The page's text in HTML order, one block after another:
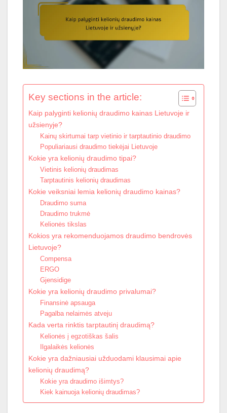
Key sections in the article:
Kaip palyginti kelionių draudimo kainas Lietuvoje ir
užsienyje?
Kainų skirtumai tarp vietinio ir tarptautinio draudimo
Populiariausi draudimo tiekėjai Lietuvoje
Kokie yra kelionių draudimo tipai?
Vietinis kelionių draudimas
Tarptautinis kelionių draudimas
Kokie veiksniai lemia kelionių draudimo kainas?
Draudimo suma
Draudimo trukmė
Kelionės tikslas
Kokios yra rekomenduojamos draudimo bendrovės
Lietuvoje?
Compensa
ERGO
Gjensidige
Kokie yra kelionių draudimo privalumai?
Finansinė apsauga
Pagalba nelaimės atveju
Kada verta rinktis tarptautinį draudimą?
Kelionės į egzotiškas šalis
Ilgalaikės kelionės
Kokie yra dažniausiai užduodami klausimai apie
kelionių draudimą?
Kokie yra draudimo išimtys?
Kiek kainuoja kelionių draudimas?